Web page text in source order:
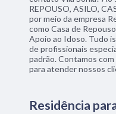
REPOUSO, ASILO,
por meio da empresa
como Casa de
Apoio ao Idoso. Tudo
de profissionais
padrão. Contamos
para atender nossos
Residência